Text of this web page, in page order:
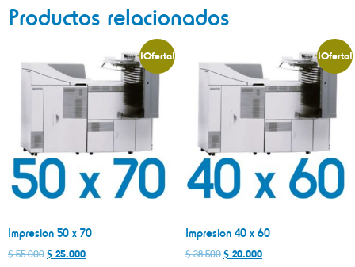
Productos relacionados
¡Oferta!
Impresion 50 x 70
$55.000$ 25.000
¡Oferta!
Impresion 40 x 60
$38.500$ 20.000